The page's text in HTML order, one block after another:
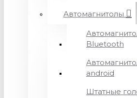
Автомагнитолы
Bluetooth
android
Штатные